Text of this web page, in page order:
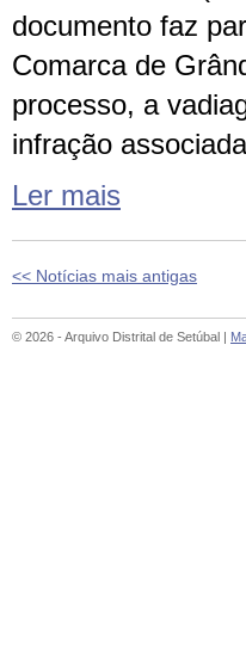
documento faz
Comarca de
processo, a
infração
Ler mais
<< Notícias mais antigas
© 2026 - Arquivo Distrital de Setúbal |